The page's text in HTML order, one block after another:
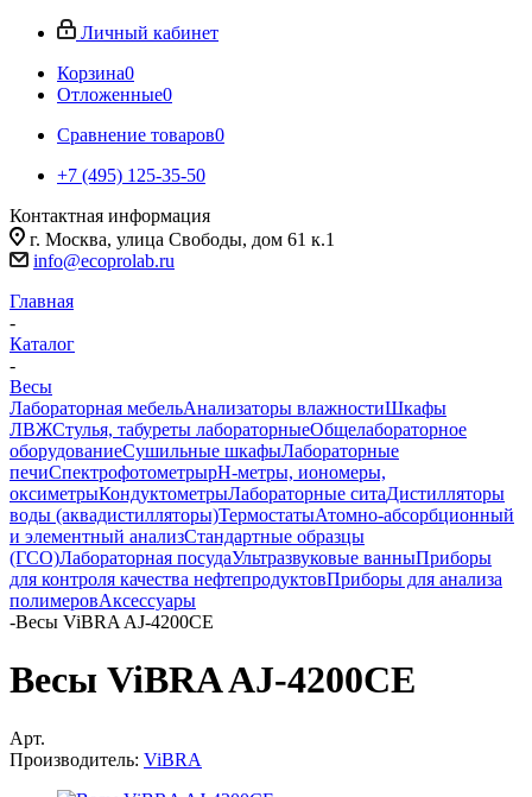
Личный кабинет
Корзина0
Отложенные0
Сравнение товаров0
+7 (495) 125-35-50
Контактная информация
г. Москва, улица Свободы, дом 61 к.1
info@ecoprolab.ru
Главная
-
Каталог
-
Весы
Лабораторная мебельАнализаторы влажностиШкафы
ЛВЖСтулья, табуреты лабораторныеОбщелабораторное
оборудованиеСушильные шкафыЛабораторные
печиСпектрофотометрыpH-метры, иономеры,
оксиметрыКондуктометрыЛабораторные ситаДистилляторы
воды (аквадистилляторы)ТермостатыАтомно-абсорбционный
и элементный анализСтандартные образцы
(ГСО)Лабораторная посудаУльтразвуковые ванныПриборы
для контроля качества нефтепродуктовПриборы для анализа
полимеровАксессуары
-Весы ViBRA AJ-4200CE
Весы ViBRA AJ-4200CE
Арт.
Производитель: ViBRA